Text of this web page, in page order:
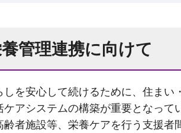
管理連携に向けて
を安心して続けるために、住まい
アシステムの構築が重要となって
者施設等、栄養ケアを行う支援者